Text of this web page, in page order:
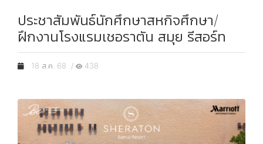
ประชาสัมพันธ์นักศึกษาสหกิจศึกษา/
ฝึกงานโรงแรมเชอราตัน สมุย รีสอร์ท
18 ส.ค. 68 / 438